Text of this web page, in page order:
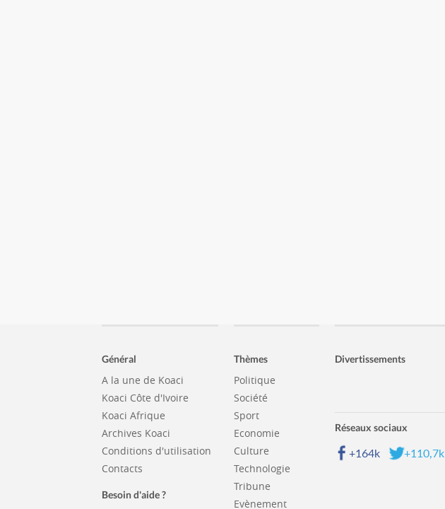
Général
A la une de Koaci
Koaci Côte d'Ivoire
Koaci Afrique
Archives Koaci
Conditions d'utilisation
Contacts
Besoin d'aide ?
Thèmes
Politique
Société
Sport
Economie
Culture
Technologie
Tribune
Evènement
Divertissements
Réseaux sociaux
+164k +110,7k